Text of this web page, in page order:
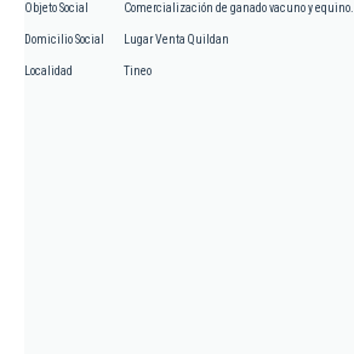
Objeto Social Comercialización de ganado vacuno y equino.
Domicilio Social Lugar Venta Quildan
Localidad Tineo